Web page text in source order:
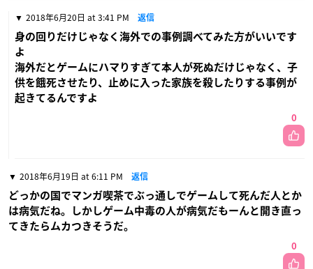
2018年6月20日 at 3:41 PM 返信
身の回りだけじゃなく海外での事例調べてみた方がいいです
よ
海外だとゲームにハマりすぎて本人が死ぬだけじゃなく、子
供を餓死させたり、止めに入った家族を殺したりする事例が
起きてるんですよ
0
2018年6月19日 at 6:11 PM 返信
どっかの国でマンガ喫茶でぶっ通しでゲームして死んだ人とか
は病気だね。しかしゲーム中毒の人が病気だもーんと開き直っ
てきたらムカつきそうだ。
0